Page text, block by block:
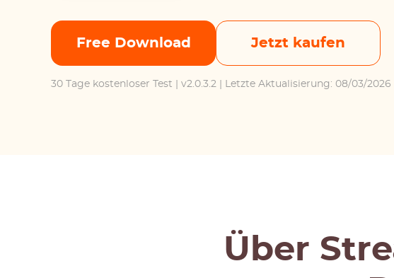
Free Download Jetzt kaufen
30 Tage kostenloser Test | v2.0.3.2 | Letzte Aktualisierung: 08/03/2026
Über